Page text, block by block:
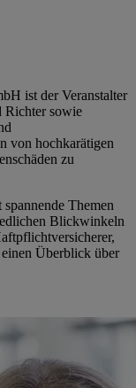
ist der Veranstalter
Richter sowie
von hochkarätigen
zu
Themen
Blickwinkeln
Überblick über